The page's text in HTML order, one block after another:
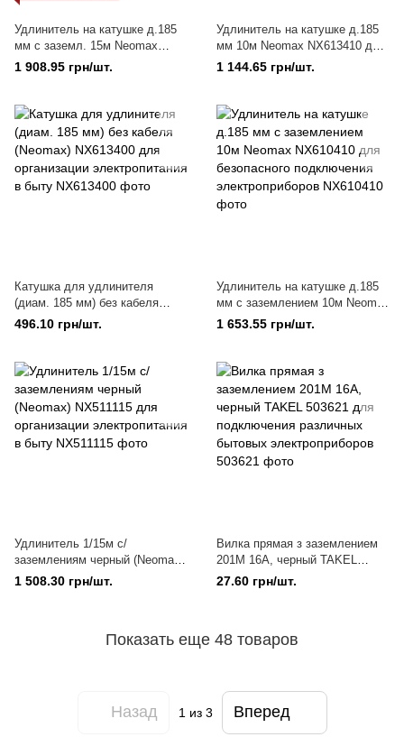
Удлинитель на катушке д.185
мм с заземл. 15м Neomax
NX610415 для безопасного
подключения электроприборов
1 908.95 грн/шт.
Удлинитель на катушке д.185
мм 10м Neomax NX613410 для
безопасного подключения
электроприборов
1 144.65 грн/шт.
Катушка для удлинителя
(диам. 185 мм) без кабеля
(Neomax) NX613400 для
организации электропитания в
496.10 грн/шт.
Удлинитель на катушке д.185
мм с заземлением 10м Neomax
NX610410 для безопасного
подключения электроприборов
1 653.55 грн/шт.
Удлинитель 1/15м с/
заземлениям черный (Neomax)
NX511115 для организации
электропитания в быту
1 508.30 грн/шт.
Вилка прямая з заземлением
201M 16A, черный TAKEL
503621 для подключения
различных бытовых
27.60 грн/шт.
Показать еще 48 товаров
Назад 1 из 3 Вперед